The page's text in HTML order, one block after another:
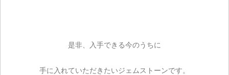
是非、入手できる今のうちに
手に入れていただきたいジェムストーンです。
お買い物を続ける